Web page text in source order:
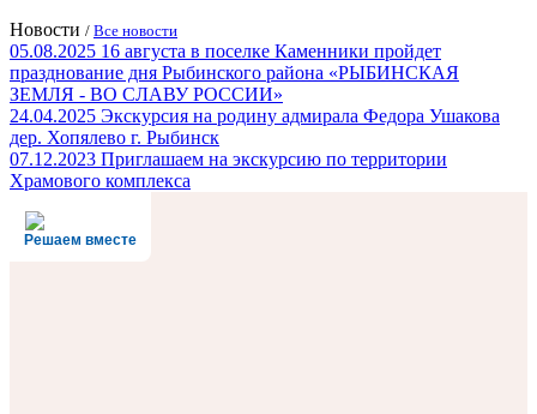
Новости / Все новости
05.08.2025 16 августа в поселке Каменники пройдет
празднование дня Рыбинского района «РЫБИНСКАЯ
ЗЕМЛЯ - ВО СЛАВУ РОССИИ»
24.04.2025 Экскурсия на родину адмирала Федора Ушакова
дер. Хопялево г. Рыбинск
07.12.2023 Приглашаем на экскурсию по территории
Храмового комплекса
Решаем вместе